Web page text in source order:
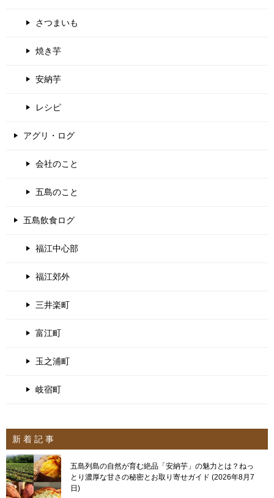
さつまいも
焼き芋
安納芋
レシピ
アグリ・ログ
会社のこと
五島のこと
五島飲食ログ
福江中心部
福江郊外
三井楽町
富江町
玉之浦町
岐宿町
新 着 記 事
五島列島の自然が育む絶品「安納芋」の魅力とは？ねっ
とり濃厚な甘さの秘密とお取り寄せガイド 2026年8月7
日